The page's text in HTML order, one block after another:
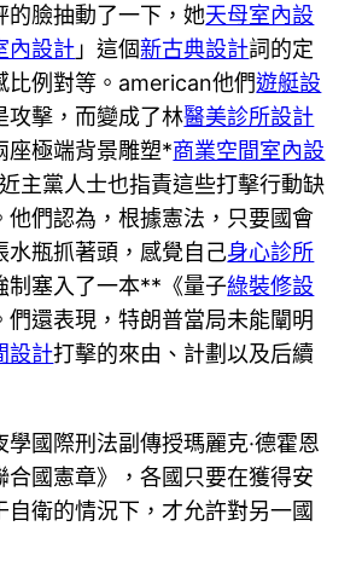
的臉抽動了一下，她天母室內設
內設計 」這個新古典設計詞的定
比例對等。american他們遊艇設
攻擊，而變成了林醫美診所設計
座極端背景雕塑*商業空間室內設
主黨人士也指責這些打擊行動缺
他們認為，根據憲法，只要國會
水瓶抓著頭，感覺自己身心診所
制塞入了一本**《量子綠裝修設
們還表現，特朗普當局未能闡明
設計打擊的來由、計劃以及后續
學國際刑法副傳授瑪麗克·德霍恩
合國憲章》，各國只要在獲得安
自衛的情況下，才允許對另一國